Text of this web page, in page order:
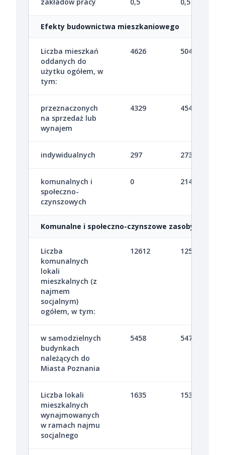
Efekty budownictwa mieszkaniowego
Liczba mieszkań
oddanych do
użytku ogółem, w
tym:
4626 5041
przeznaczonych
na sprzedaż lub
wynajem
4329 4549
indywidualnych 297 273
komunalnych i
społeczno-
czynszowych
0 214
Komunalne i społeczno-czynszowe zasoby
Liczba
komunalnych
lokali
mieszkalnych (z
najmem
socjalnym)
ogółem, w tym:
12612 12523
w samodzielnych
budynkach
należących do
Miasta Poznania
5458 5472
Liczba lokali
mieszkalnych
wynajmowanych
w ramach najmu
socjalnego
1635 1536